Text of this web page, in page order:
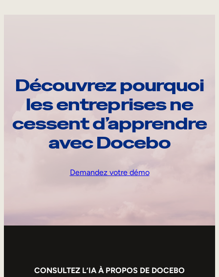
Découvrez pourquoi
les entreprises ne
cessent d’apprendre
avec Docebo
Demandez votre démo
CONSULTEZ L’IA À PROPOS DE DOCEBO